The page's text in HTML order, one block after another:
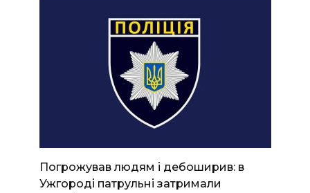
Погрожував людям і дебоширив: в
Ужгороді патрульні затримали